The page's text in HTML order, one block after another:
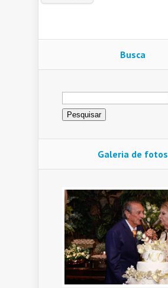
Busca
Pesquisar
por:
Galeria de fotos